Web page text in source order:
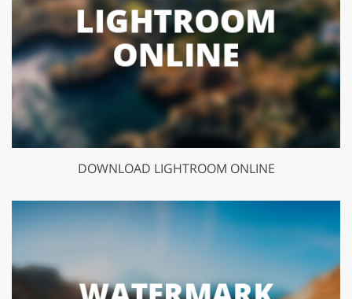
DOWNLOAD LIGHTROOM ONLINE